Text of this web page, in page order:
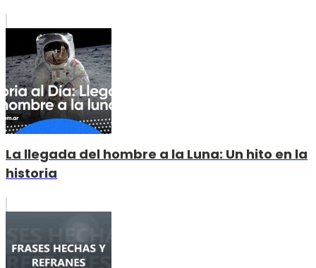
La llegada del hombre a la Luna: Un hito en la
historia